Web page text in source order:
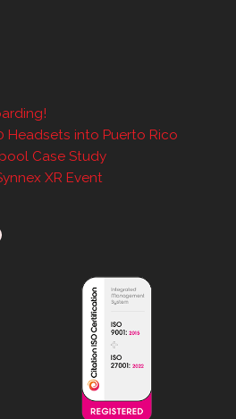
Headsets into Puerto Rico
Case Study
XR Event